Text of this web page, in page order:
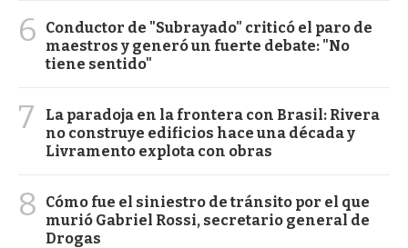
6
Conductor de "Subrayado" criticó el paro de
maestros y generó un fuerte debate: "No
tiene sentido"
7
La paradoja en la frontera con Brasil: Rivera
no construye edificios hace una década y
Livramento explota con obras
8
Cómo fue el siniestro de tránsito por el que
murió Gabriel Rossi, secretario general de
Drogas